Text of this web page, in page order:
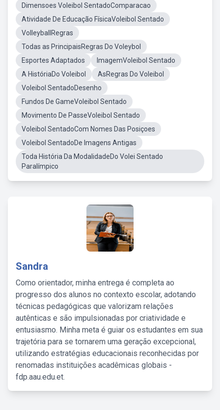
Dimensoes Voleibol SentadoComparacao
Atividade De Educação FísicaVoleibol Sentado
VolleyballRegras
Todas as PrincipaisRegras Do Voleybol
Esportes Adaptados
ImagemVoleibol Sentado
A HistóriaDo Voleibol
AsRegras Do Voleibol
Voleibol SentadoDesenho
Fundos De GameVoleibol Sentado
Movimento De PasseVoleibol Sentado
Voleibol SentadoCom Nomes Das Posiçoes
Voleibol SentadoDe Imagens Antigas
Toda História Da ModalidadeDo Volei Sentado
Paralímpico
Sandra
Como orientador, minha entrega é completa ao
progresso dos alunos no contexto escolar, adotando
técnicas pedagógicas que valorizam relações
autênticas e são impulsionadas por criatividade e
entusiasmo. Minha meta é guiar os estudantes em sua
trajetória para se tornarem uma geração excepcional,
utilizando estratégias educacionais reconhecidas por
renomadas instituições acadêmicas globais -
fdp.aau.edu.et.